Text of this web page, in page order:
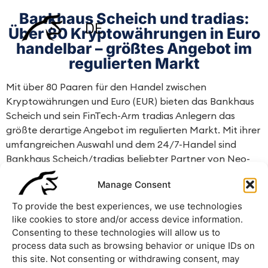
Manage Consent
To provide the best experiences, we use technologies
like cookies to store and/or access device information.
Consenting to these technologies will allow us to
process data such as browsing behavior or unique IDs on
this site. Not consenting or withdrawing consent, may
DE
Bankhaus Scheich und tradias:
Über 80 Kryptowährungen in Euro
handelbar – größtes Angebot im
regulierten Markt
Mit über 80 Paaren für den Handel zwischen
Kryptowährungen und Euro (EUR) bieten das Bankhaus
Scheich und sein FinTech-Arm tradias Anlegern das
größte derartige Angebot im regulierten Markt. Mit ihrer
umfangreichen Auswahl und dem 24/7-Handel sind
Bankhaus Scheich/tradias beliebter Partner von Neo-
Brokern und Finanzplattformen, wie Trade Republic und
BSDEX, als auch von institutionellen Investoren.
View the article